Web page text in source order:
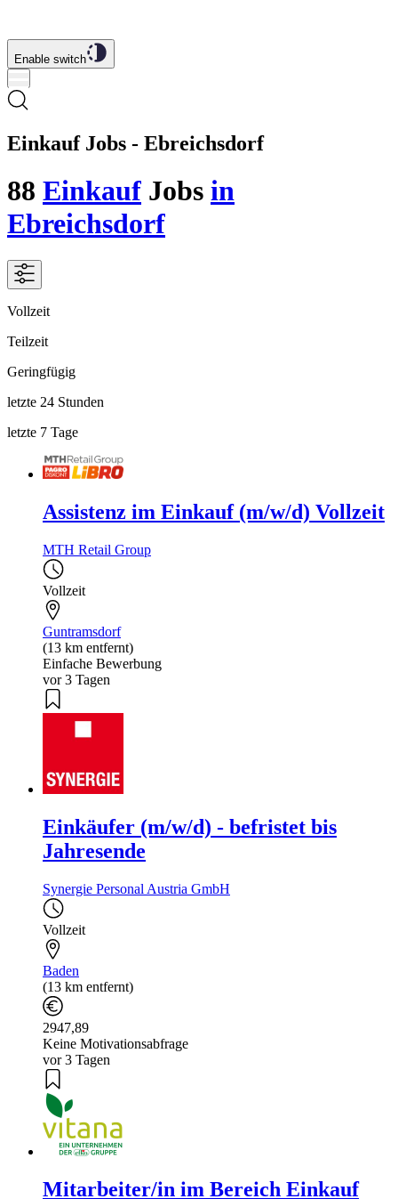
Enable switch
Einkauf Jobs - Ebreichsdorf
88 Einkauf Jobs in
Ebreichsdorf
Vollzeit
Teilzeit
Geringfügig
letzte 24 Stunden
letzte 7 Tage
Assistenz im Einkauf (m/w/d) Vollzeit
MTH Retail Group
Vollzeit
Guntramsdorf
(13 km entfernt)
Einfache Bewerbung
vor 3 Tagen
Einkäufer (m/w/d) - befristet bis
Jahresende
Synergie Personal Austria GmbH
Vollzeit
Baden
(13 km entfernt)
2947,89
Keine Motivationsabfrage
vor 3 Tagen
Mitarbeiter/in im Bereich Einkauf